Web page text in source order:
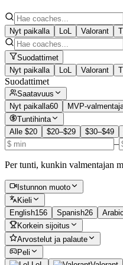
Nyt paikalla LoL Valorant
Suodattimet
Nyt paikalla
LoL Valorant
Suodattimet
Saatavuus
Nyt paikalla60 MVP-
Tuntihinta
Alle $20
$20–$29 $30–$49
–
Per tunti, kunkin valmentajan
Istunnon muoto
Kieli
English156 Spanish26 Arabic
Korkein sijoitus
Arvostelut ja palaute
Peli